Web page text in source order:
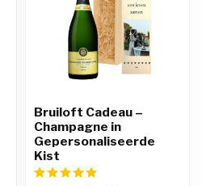
Bruiloft Cadeau –
Champagne in
Gepersonaliseerde
Kist